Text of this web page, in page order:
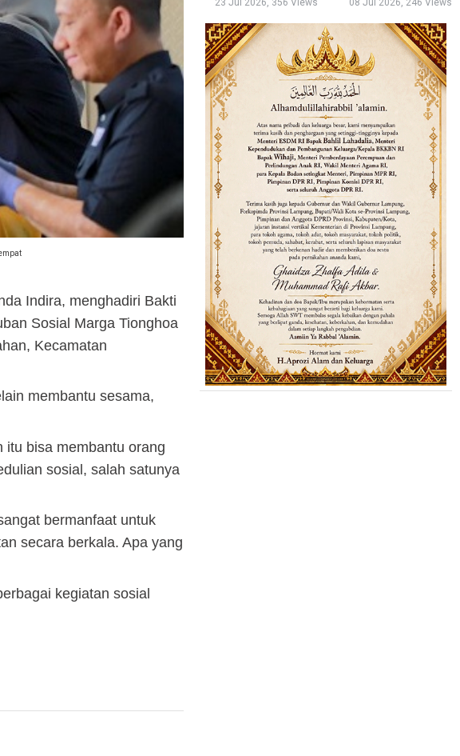
Indira, menghadiri Bakti
Sosial Marga Tionghoa
Kecamatan
membantu sesama,
itu bisa membantu orang
sosial, salah satunya
bermanfaat untuk
secara berkala. Apa yang
kegiatan sosial